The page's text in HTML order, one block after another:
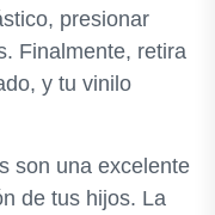
presionar
Finalmente, retira
y tu vinilo
son una excelente
de tus hijos. La